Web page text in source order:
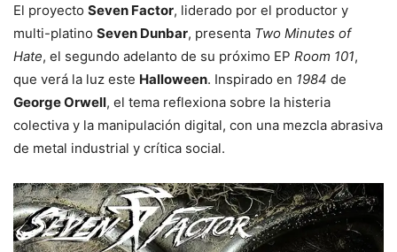
El proyecto Seven Factor, liderado por el productor y
multi-platino Seven Dunbar, presenta Two Minutes of
Hate, el segundo adelanto de su próximo EP Room 101,
que verá la luz este Halloween. Inspirado en 1984 de
George Orwell, el tema reflexiona sobre la histeria
colectiva y la manipulación digital, con una mezcla abrasiva
de metal industrial y crítica social.